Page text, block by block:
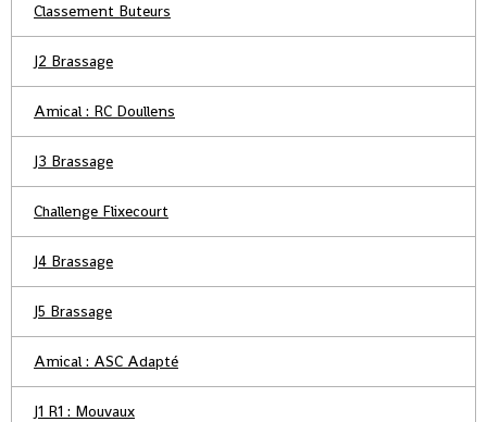
Classement Buteurs
J2 Brassage
Amical : RC Doullens
J3 Brassage
Challenge Flixecourt
J4 Brassage
J5 Brassage
Amical : ASC Adapté
J1 R1 : Mouvaux